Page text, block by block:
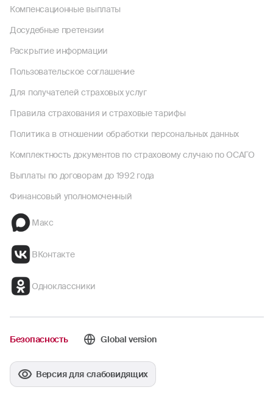
Компенсационные выплаты
Досудебные претензии
Раскрытие информации
Пользовательское соглашение
Для получателей страховых услуг
Правила страхования и страховые тарифы
Политика в отношении обработки персональных данных
Комплектность документов по страховому случаю по ОСАГО
Выплаты по договорам до 1992 года
Финансовый уполномоченный
Макс
ВКонтакте
Одноклассники
Безопасность Global version
Версия для слабовидящих